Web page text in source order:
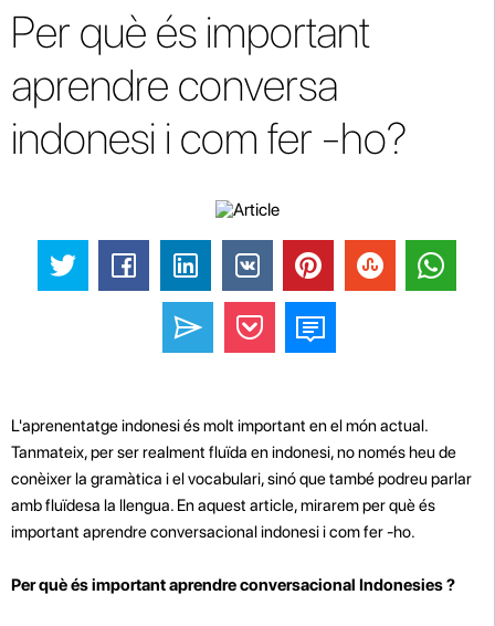
Per què és important
aprendre conversa
indonesi i com fer -ho?
L'aprenentatge indonesi és molt important en el món actual.
Tanmateix, per ser realment fluïda en indonesi, no només heu de
conèixer la gramàtica i el vocabulari, sinó que també podreu parlar
amb fluïdesa la llengua. En aquest article, mirarem per què és
important aprendre conversacional indonesi i com fer -ho.
Per què és important aprendre conversacional Indonesies ?